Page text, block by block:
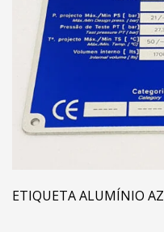
ETIQUETA ALUMÍNIO